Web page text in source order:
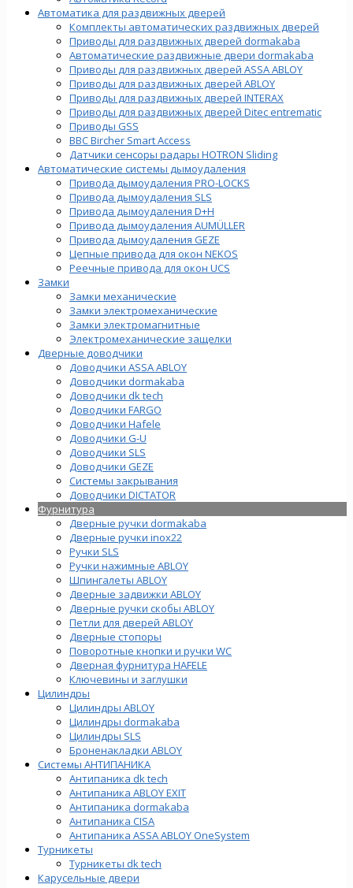
Автоматика для раздвижных дверей
Комплекты автоматических раздвижных дверей
Приводы для раздвижных дверей dormakaba
Автоматические раздвижные двери dormakaba
Приводы для раздвижных дверей ASSA ABLOY
Приводы для раздвижных дверей ABLOY
Приводы для раздвижных дверей INTERAX
Приводы для раздвижных дверей Ditec entrematic
Приводы GSS
BBC Bircher Smart Access
Датчики сенсоры радары HOTRON Sliding
Автоматические системы дымоудаления
Привода дымоудаления PRO-LOCKS
Привода дымоудаления SLS
Привода дымоудаления D+H
Привода дымоудаления AUMÜLLER
Привода дымоудаления GEZE
Цепные привода для окон NEKOS
Реечные привода для окон UСS
Замки
Замки механические
Замки электромеханические
Замки электромагнитные
Электромеханические защелки
Дверные доводчики
Доводчики ASSA ABLOY
Доводчики dormakaba
Доводчики dk tech
Доводчики FARGO
Доводчики Hafele
Доводчики G-U
Доводчики SLS
Доводчики GEZE
Cистемы закрывания
Доводчики DICTATOR
Фурнитура
Дверные ручки dormakaba
Дверные ручки inox22
Ручки SLS
Ручки нажимные ABLOY
Шпингалеты ABLOY
Дверные задвижки ABLOY
Дверные ручки скобы ABLOY
Петли для дверей ABLOY
Дверные стопоры
Поворотные кнопки и ручки WC
Дверная фурнитура HAFELE
Ключевины и заглушки
Цилиндры
Цилиндры ABLOY
Цилиндры dormakaba
Цилиндры SLS
Броненакладки ABLOY
Системы АНТИПАНИКА
Антипаника dk tech
Антипаника ABLOY EXIT
Антипаника dormakaba
Антипаника СISA
Антипаника ASSA ABLOY OneSystem
Турникеты
Турникеты dk tech
Карусельные двери